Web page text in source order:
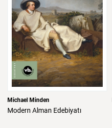
Michael Minden
Modern Alman Edebiyatı